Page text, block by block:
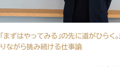
「まずはやってみる」の先に道がひらく
りながら挑み続ける仕事論